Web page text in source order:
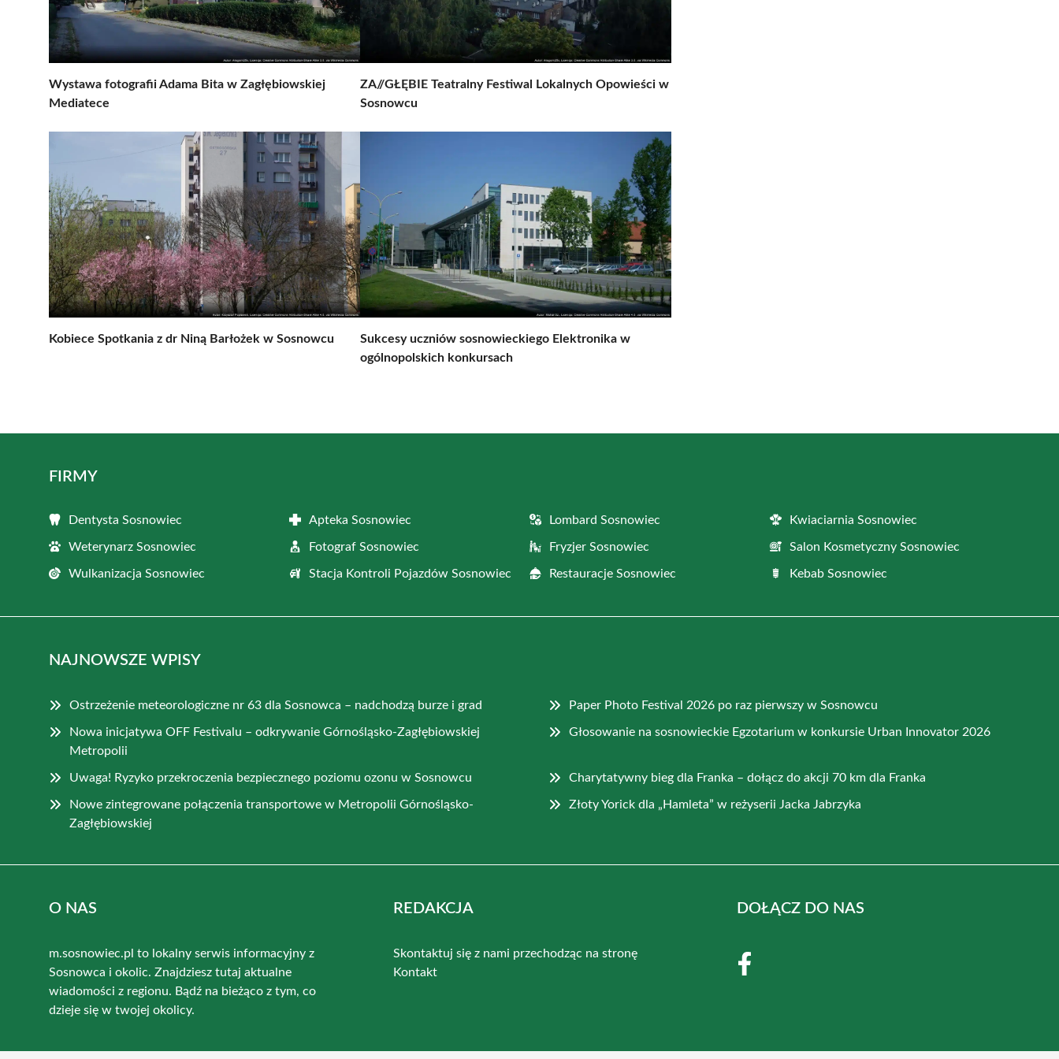
Wystawa fotografii Adama Bita w Zagłębiowskiej
Mediatece
ZA//GŁĘBIE Teatralny Festiwal Lokalnych Opowieści w
Sosnowcu
Kobiece Spotkania z dr Niną Barłożek w Sosnowcu
Sukcesy uczniów sosnowieckiego Elektronika w
ogólnopolskich konkursach
FIRMY
Dentysta Sosnowiec Apteka Sosnowiec Lombard Sosnowiec Kwiaciarnia Sosnowiec
Weterynarz Sosnowiec Fotograf Sosnowiec Fryzjer Sosnowiec Salon Kosmetyczny Sosnowiec
Wulkanizacja Sosnowiec Stacja Kontroli Pojazdów Sosnowiec Restauracje Sosnowiec Kebab Sosnowiec
NAJNOWSZE WPISY
Ostrzeżenie meteorologiczne nr 63 dla Sosnowca – nadchodzą burze i grad Paper Photo Festival 2026 po raz pierwszy w Sosnowcu
Nowa inicjatywa OFF Festivalu – odkrywanie Górnośląsko-Zagłębiowskiej
Metropolii
Głosowanie na sosnowieckie Egzotarium w konkursie Urban Innovator 2026
Uwaga! Ryzyko przekroczenia bezpiecznego poziomu ozonu w Sosnowcu Charytatywny bieg dla Franka – dołącz do akcji 70 km dla Franka
Nowe zintegrowane połączenia transportowe w Metropolii Górnośląsko-
Zagłębiowskiej
Złoty Yorick dla „Hamleta” w reżyserii Jacka Jabrzyka
O NAS
m.sosnowiec.pl to lokalny serwis informacyjny z
Sosnowca i okolic. Znajdziesz tutaj aktualne
wiadomości z regionu. Bądź na bieżąco z tym, co
dzieje się w twojej okolicy.
REDAKCJA
Skontaktuj się z nami przechodząc na stronę
Kontakt
DOŁĄCZ DO NAS